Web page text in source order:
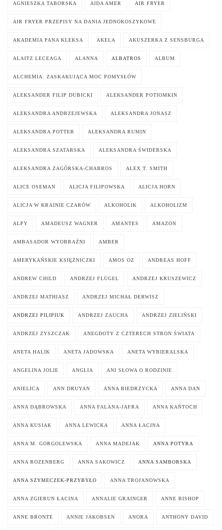
AGNIESZKA TABORSKA AIDA AMER AIR FRYER
AIR FRYER PRZEPISY NA DANIA JEDNOKOSZYKOWE
AKADEMIA PANA KLEKSA AKELA AKUSZERKA Z SENSBURGA
ALAITZ LECEAGA ALANNA ALBATROS ALBUM
ALCHEMIA. ZASKAKUJĄCA MOC POMYSŁÓW
ALEKSANDER FILIP DUBICKI ALEKSANDER POTIOMKIN
ALEKSANDRA ANDRZEJEWSKA ALEKSANDRA JONASZ
ALEKSANDRA POTTER ALEKSANDRA RUMIN
ALEKSANDRA SZATARSKA ALEKSANDRA ŚWIDERSKA
ALEKSANDRA ZAGÓRSKA-CHABROS ALEX T. SMITH
ALICE OSEMAN ALICJA FILIPOWSKA ALICJA HORN
ALICJA W KRAINIE CZARÓW ALKOHOLIK ALKOHOLIZM
ALPY AMADEUSZ WAGNER AMANTES AMAZON
AMBASADOR WYOBRAŹNI AMBER
AMERYKAŃSKIE KSIĘŻNICZKI AMOS OZ ANDREAS HOFF
ANDREW CHILD ANDRZEJ FLÜGEL ANDRZEJ KRUSZEWICZ
ANDRZEJ MATHIASZ ANDRZEJ MICHAŁ DERWISZ
ANDRZEJ PILIPIUK ANDRZEJ ZAUCHA ANDRZEJ ZIELIŃSKI
ANDRZEJ ZYSZCZAK ANEGDOTY Z CZTERECH STRON ŚWIATA
ANETA HALIK ANETA JADOWSKA ANETA WYBIERALSKA
ANGELINA JOLIE ANGLIA ANI SŁOWA O RODZINIE
ANIELICA ANN DRUYAN ANNA BIEDRZYCKA ANNA DAN
ANNA DĄBROWSKA ANNA FALANA-JAFRA ANNA KAŃTOCH
ANNA KUSIAK ANNA LEWICKA ANNA ŁACINA
ANNA M. GORGOLEWSKA ANNA MADEJAK ANNA POTYRA
ANNA ROZENBERG ANNA SAKOWICZ ANNA SAMBORSKA
ANNA SZYMECZEK-PRZYBYŁO ANNA TROJANOWSKA
ANNA ZGIERUN ŁACINA ANNALIE GRAINGER ANNE BISHOP
ANNE BRONTE ANNIE JAKOBSEN ANORA ANTHONY DAVID